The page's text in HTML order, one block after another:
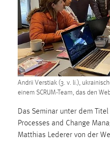
Andrii Verstiak (3. v. li.),
einem SCRUM-Team, das den
Das Seminar unter dem
Processes and Change
Matthias Lederer von der
Zweck:
Für performante
gespeichert, ob man
Sprachpräferenz
Name:
site-language-preference
Zweck:
Das Cookie speichert die